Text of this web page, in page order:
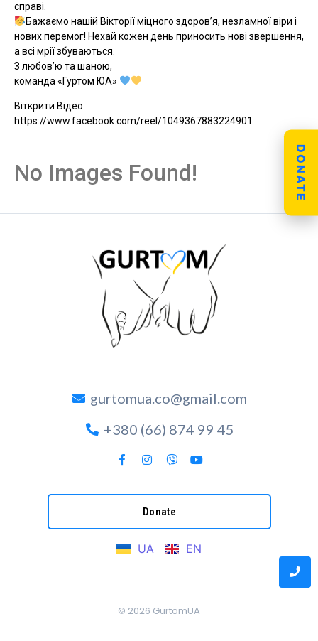
справі.
Бажаємо нашій Вікторії міцного здоров’я, незламної віри і
нових перемог! Нехай кожен день приносить нові звершення,
а всі мрії збуваються.
З любов’ю та шаною,
команда «Гуртом ЮА»
Віткрити Відео:
https://www.facebook.com/reel/1049367883224901
No Images Found!
gurtomua.co@gmail.com
+380 (66) 874 99 45
Donate
UA EN
© 2026 GurtomUA
DONATE